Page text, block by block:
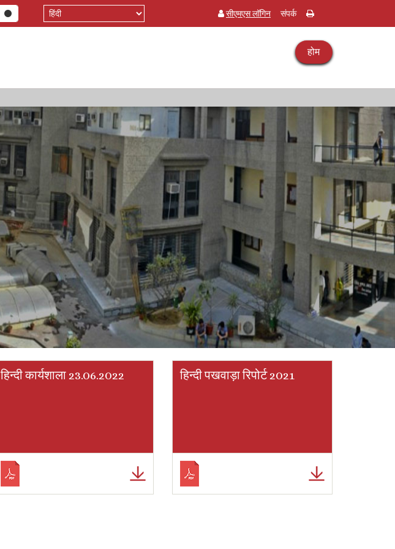
Select
your
सीएमएस लॉगिन संपर्क
होम
हिन्दी कार्यशाला 23.06.2022 हिन्दी पखवाड़ा रिपोर्ट 2021